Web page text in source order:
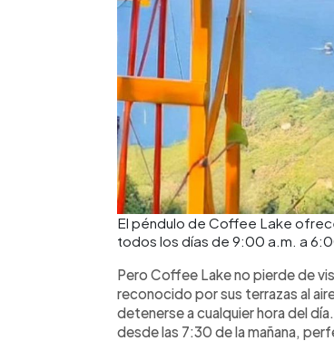
El péndulo de Coffee Lake
todos los días de 9:00 a.m. a
Pero Coffee Lake no pierde de
reconocido por sus terrazas al
detenerse a cualquier hora del
desde las 7:30 de la mañana,